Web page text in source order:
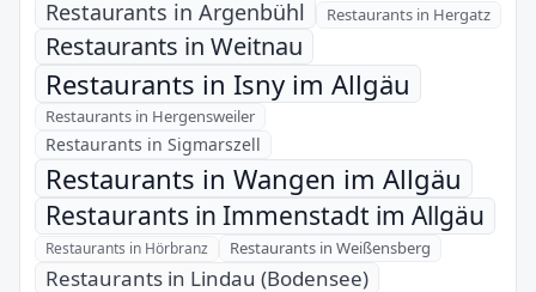
Restaurants in Argenbühl Restaurants in Hergatz
Restaurants in Weitnau
Restaurants in Isny im Allgäu
Restaurants in Hergensweiler
Restaurants in Sigmarszell
Restaurants in Wangen im Allgäu
Restaurants in Immenstadt im Allgäu
Restaurants in Hörbranz Restaurants in Weißensberg
Restaurants in Lindau (Bodensee)